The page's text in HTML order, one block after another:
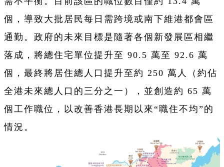
個，導致大批居民每日需跨境或南下維港都會區
通勤。政府的未來目標是隨著各個新發展區相繼
落成，將總住宅單位提升至 90.5 萬至 92.6 萬
個，最終將居住總人口提升至約 250 萬人（約佔
全港未來總人口的三分之一），並創造約 65 萬
個工作職位，以改善香港長期以來“職住不均”的
情況。